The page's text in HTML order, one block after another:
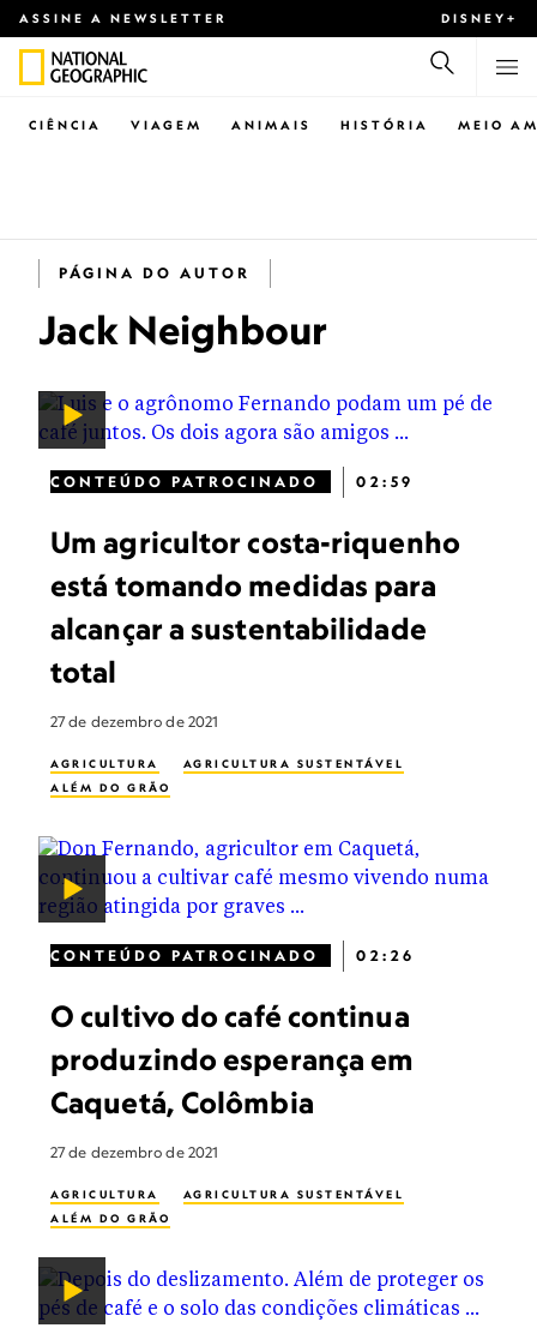
ASSINE A NEWSLETTER DISNEY+
CIÊNCIA VIAGEM ANIMAIS HISTÓRIA MEIO
PÁGINA DO AUTOR
Jack Neighbour
CONTEÚDO PATROCINADO 02:59
Um agricultor costa-riquenho
está tomando medidas para
alcançar a sustentabilidade
total
27 de dezembro de 2021
AGRICULTURA
AGRICULTURA SUSTENTÁVEL
ALÉM DO GRÃO
CONTEÚDO PATROCINADO 02:26
O cultivo do café continua
produzindo esperança em
Caquetá, Colômbia
27 de dezembro de 2021
AGRICULTURA
AGRICULTURA SUSTENTÁVEL
ALÉM DO GRÃO